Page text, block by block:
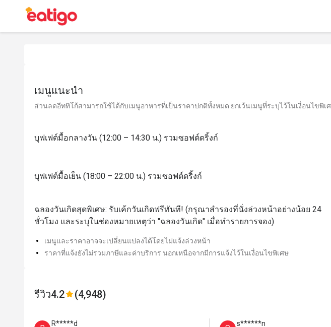
เมนูแนะนำ
ส่วนลดอีททิโก้สามารถใช้ได้กับเมนูอาหารที่เป็นราคาปกติทั้งหมด ยกเว้นเมนูที่ระบุไว้ในเงื่อนไขพิเ
บุฟเฟต์มื้อกลางวัน (12:00 – 14:30 น.) รวมซอฟต์ดริ้งก์​
บุฟเฟต์มื้อเย็น (18:00 – 22:00 น.) รวมซอฟต์ดริ้งก์​
ฉลองวันเกิดสุดพิเศษ: รับเค้กวันเกิดฟรีทันที! (กรุณาสำรองที่นั่งล่วงหน้าอย่างน้อย 24
ชั่วโมง และระบุในช่องหมายเหตุว่า "ฉลองวันเกิด" เมื่อทำรายการจอง)
เมนูและราคาอาจจะเปลี่ยนแปลงได้โดยไม่แจ้งล่วงหน้า
ราคาที่แจ้งยังไม่รวมภาษีและค่าบริการ นอกเหนือจากมีการแจ้งไว้ในเงื่อนไขพิเศษ
รีวิว4.2 (4,948)
R*****d
s******n